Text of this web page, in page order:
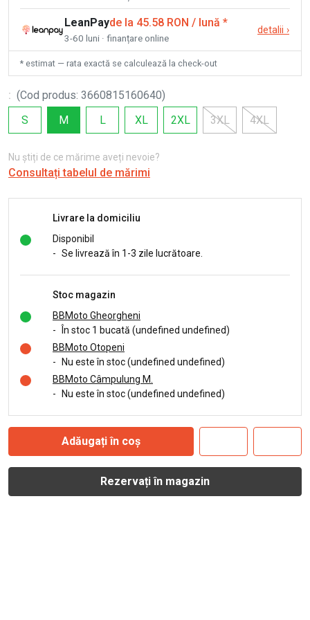
LeanPayde la 45.58 RON / lună *
3-60 luni · finanțare online
detalii ›
* estimat — rata exactă se calculează la check-out
: (Cod produs: 3660815160640)
S
M L XL 2XL 3XL 4XL
Nu știți de ce mărime aveți nevoie?
Consultați tabelul de mărimi
Livrare la domiciliu
Disponibil
- Se livrează în 1-3 zile lucrătoare.
Stoc magazin
BBMoto Gheorgheni
-
În stoc 1 bucată (undefined undefined)
BBMoto Otopeni
-
Nu este în stoc (undefined undefined)
BBMoto Câmpulung M.
-
Nu este în stoc (undefined undefined)
Adăugați în coș
Rezervați în magazin